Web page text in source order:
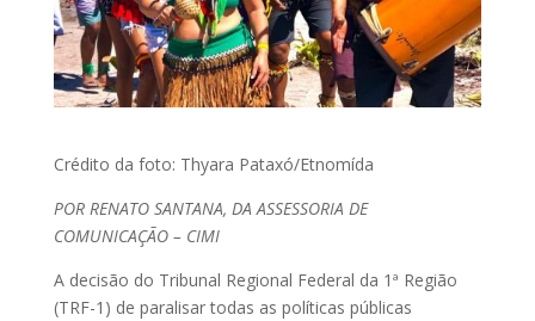
Crédito da foto: Thyara Pataxó/Etnomída
POR RENATO SANTANA, DA ASSESSORIA DE
COMUNICAÇÃO – CIMI
A decisão do Tribunal Regional Federal da 1ª Região
(TRF-1) de paralisar todas as políticas públicas